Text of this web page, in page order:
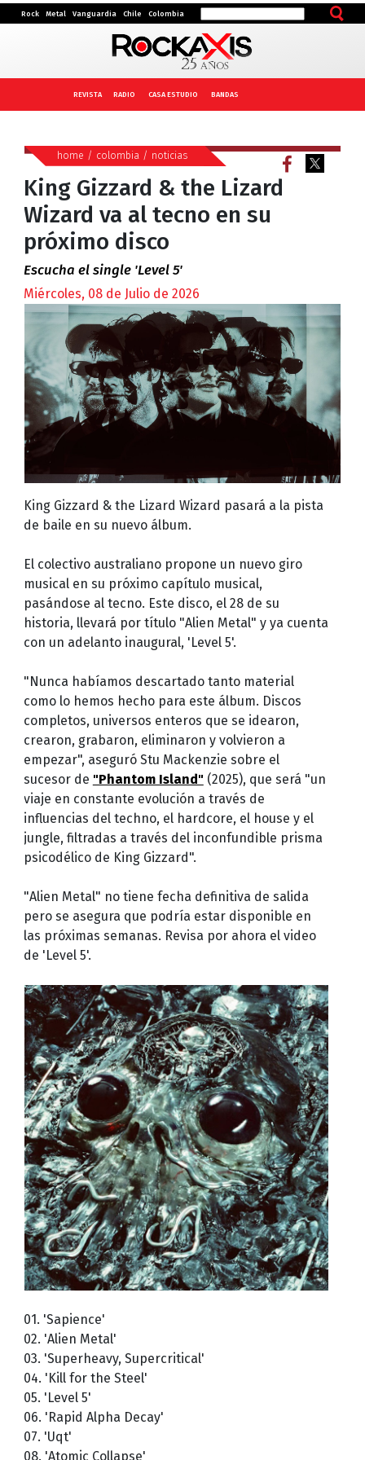
Rock Metal Vanguardia Chile Colombia
REVISTA RADIO CASA ESTUDIO BANDAS
home / colombia / noticias
King Gizzard & the Lizard
Wizard va al tecno en su
próximo disco
Escucha el single 'Level 5'
Miércoles, 08 de Julio de 2026
King Gizzard & the Lizard Wizard pasará a la pista
de baile en su nuevo álbum.
El colectivo australiano propone un nuevo giro
musical en su próximo capítulo musical,
pasándose al tecno. Este disco, el 28 de su
historia, llevará por título "Alien Metal" y ya cuenta
con un adelanto inaugural, 'Level 5'.
"Nunca habíamos descartado tanto material
como lo hemos hecho para este álbum. Discos
completos, universos enteros que se idearon,
crearon, grabaron, eliminaron y volvieron a
empezar", aseguró Stu Mackenzie sobre el
sucesor de "Phantom Island"(2025), que será "un
viaje en constante evolución a través de
influencias del techno, el hardcore, el house y el
jungle, filtradas a través del inconfundible prisma
psicodélico de King Gizzard".
"Alien Metal" no tiene fecha definitiva de salida
pero se asegura que podría estar disponible en
las próximas semanas. Revisa por ahora el video
de 'Level 5'.
01. 'Sapience'
02. 'Alien Metal'
03. 'Superheavy, Supercritical'
04. 'Kill for the Steel'
05. 'Level 5'
06. 'Rapid Alpha Decay'
07. 'Uqt'
08. 'Atomic Collapse'